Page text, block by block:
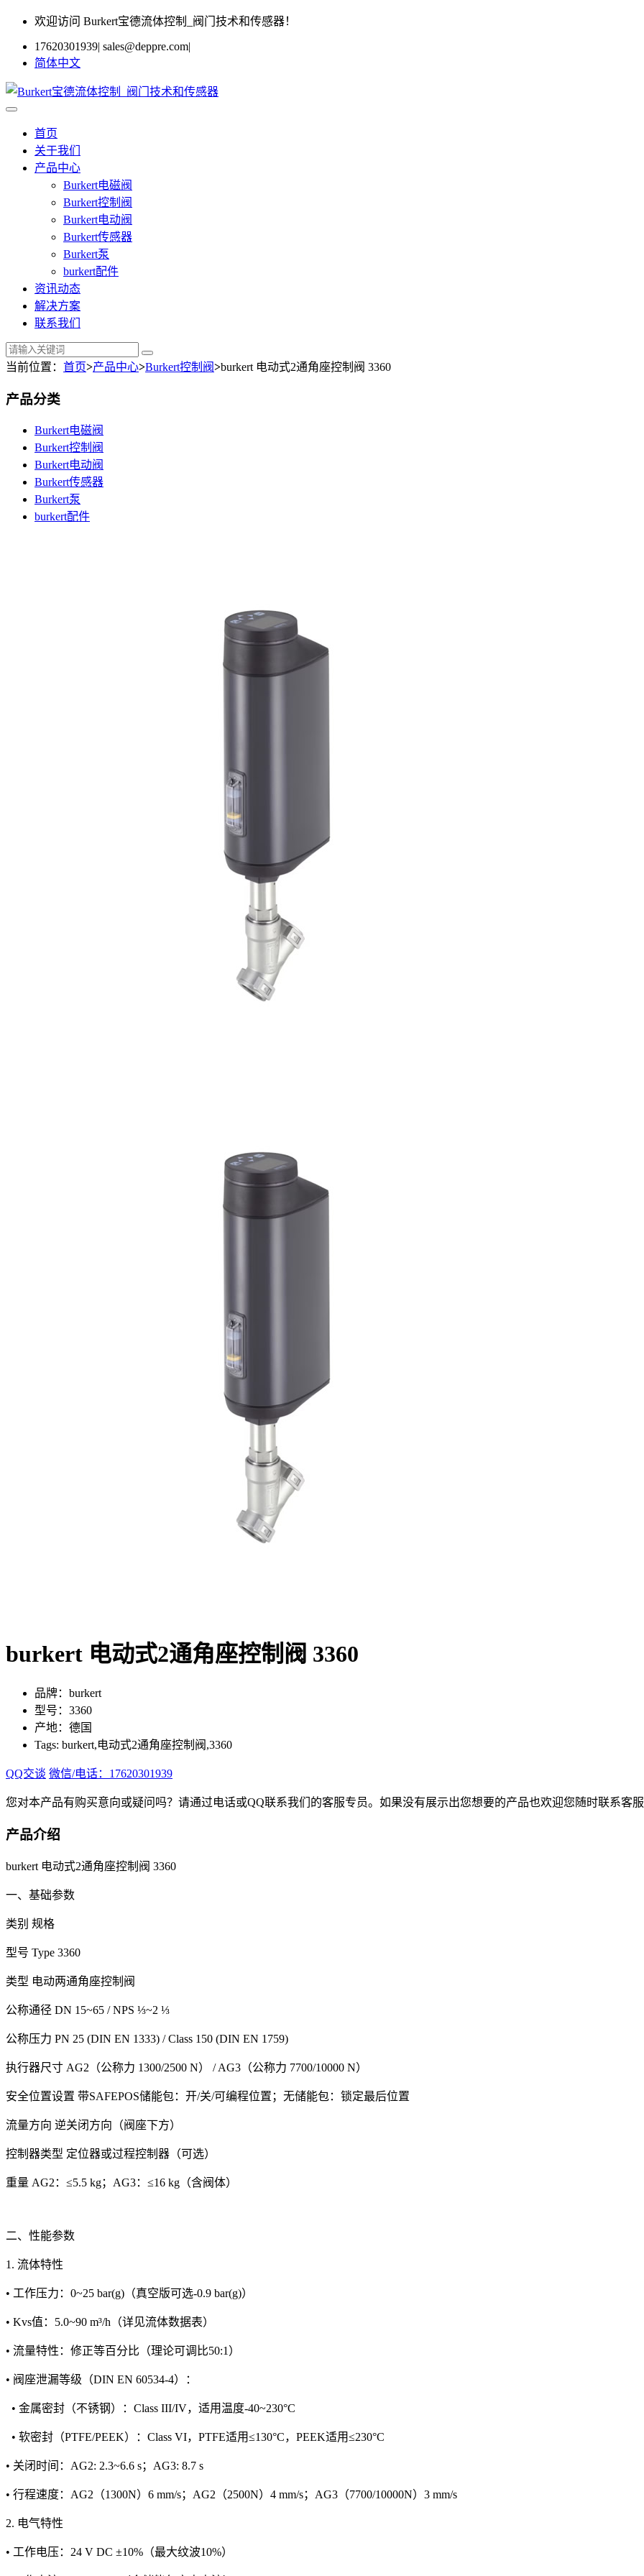
欢迎访问 Burkert宝德流体控制_阀门技术和传感器！
17620301939| sales@deppre.com|
简体中文
首页
关于我们
产品中心
Burkert电磁阀
Burkert控制阀
Burkert电动阀
Burkert传感器
Burkert泵
burkert配件
资讯动态
解决方案
联系我们
当前位置： 首页>产品中心>Burkert控制阀>burkert 电动式2通角座控制阀 3360
产品分类
Burkert电磁阀
Burkert控制阀
Burkert电动阀
Burkert传感器
Burkert泵
burkert配件
burkert 电动式2通角座控制阀 3360
品牌：burkert
型号：3360
产地：德国
Tags: burkert,电动式2通角座控制阀,3360
QQ交谈 微信/电话：17620301939
您对本产品有购买意向或疑问吗？请通过电话或QQ联系我们的客服专员。如果没有展示出您想要的产品也欢迎您随时联系客
产品介绍
burkert 电动式2通角座控制阀 3360
一、基础参数
类别 规格
型号 Type 3360
类型 电动两通角座控制阀
公称通径 DN 15~65 / NPS ⅓~2 ⅓
公称压力 PN 25 (DIN EN 1333) / Class 150 (DIN EN 1759)
执行器尺寸 AG2（公称力 1300/2500 N） / AG3（公称力 7700/10000 N）
安全位置设置 带SAFEPOS储能包：开/关/可编程位置；无储能包：锁定最后位置
流量方向 逆关闭方向（阀座下方）
控制器类型 定位器或过程控制器（可选）
重量 AG2：≤5.5 kg；AG3：≤16 kg（含阀体）
二、性能参数
1. 流体特性
• 工作压力：0~25 bar(g)（真空版可选-0.9 bar(g)）
• Kvs值：5.0~90 m³/h（详见流体数据表）
• 流量特性：修正等百分比（理论可调比50:1）
• 阀座泄漏等级（DIN EN 60534-4）：
• 金属密封（不锈钢）：Class III/IV，适用温度-40~230°C
• 软密封（PTFE/PEEK）：Class VI，PTFE适用≤130°C，PEEK适用≤230°C
• 关闭时间：AG2: 2.3~6.6 s；AG3: 8.7 s
• 行程速度：AG2（1300N）6 mm/s；AG2（2500N）4 mm/s；AG3（7700/10000N）3 mm/s
2. 电气特性
• 工作电压：24 V DC ±10%（最大纹波10%）